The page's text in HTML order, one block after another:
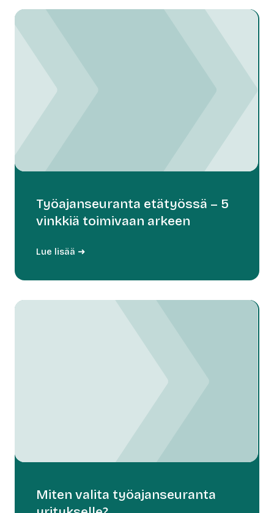
Työajanseuranta etätyössä – 5
vinkkiä toimivaan arkeen
Lue lisää ➜
Miten valita työajanseuranta